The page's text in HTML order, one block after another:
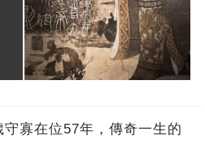
寡在位57年，傳奇一生的